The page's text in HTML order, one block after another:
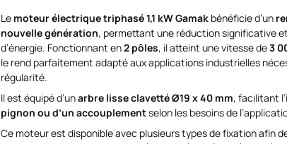
Le moteur électrique triphasé 1,1 kW Gamak bénéficie d’un
nouvelle génération, permettant une réduction significative
d’énergie. Fonctionnant en2 pôles, il atteint une vitesse de3
le rend parfaitement adapté aux applications industrielles
régularité.
Il est équipé d’unarbre lisse clavetté Ø19 x 40 mm, facilitant
pignon ou d’un accouplementselon les besoins de
Ce moteur est disponible avec plusieurs types de fixation afin